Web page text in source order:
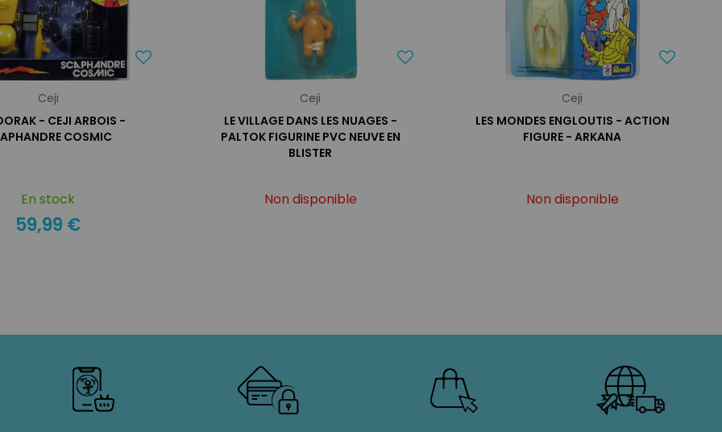
Ceji
- CEJI ARBOIS -
COSMIC
En stock
59,99 €
Ceji
LE VILLAGE DANS LES NUAGES -
PALTOK FIGURINE PVC NEUVE EN
BLISTER
Non disponible
Ceji
LES MONDES ENGLOUTIS - ACTION
FIGURE - ARKANA
Non disponible